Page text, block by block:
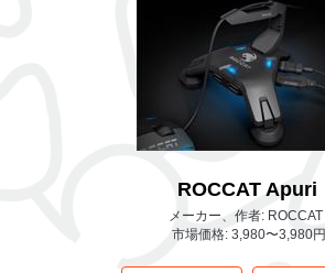
ROCCAT Apuri
メーカー、作者: ROCCAT
市場価格: 3,980〜3,980円